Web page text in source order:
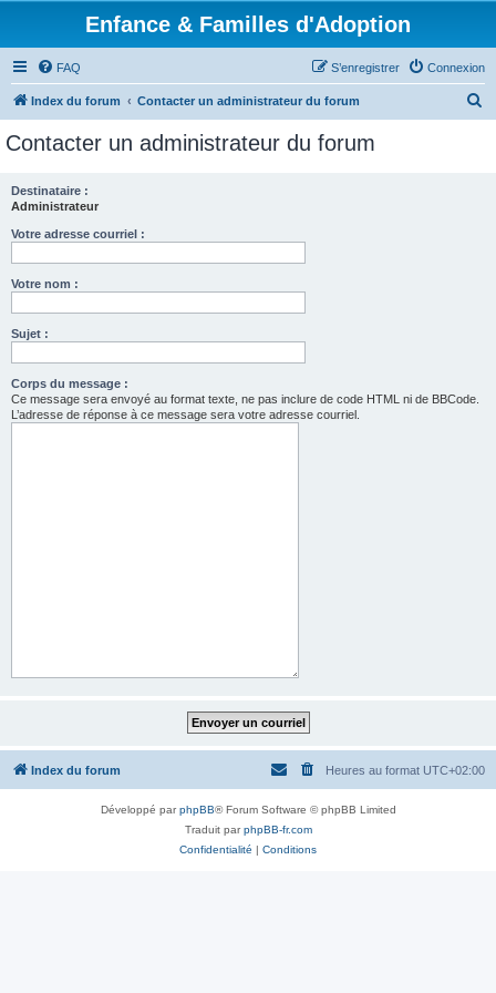
Enfance & Familles d'Adoption
FAQ Connexion
S’enregistrer
Index du forum Contacter un administrateur du forum
Contacter un administrateur du forum
Destinataire :
Administrateur
Votre adresse courriel :
Votre nom :
Sujet :
Corps du message :
Ce message sera envoyé au format texte, ne pas inclure de code HTML ni de BBCode.
L’adresse de réponse à ce message sera votre adresse courriel.
Index du forum Heures au format UTC+02:00
Développé parphpBB® Forum Software © phpBB Limited
Traduit parphpBB-fr.com
Confidentialité | Conditions